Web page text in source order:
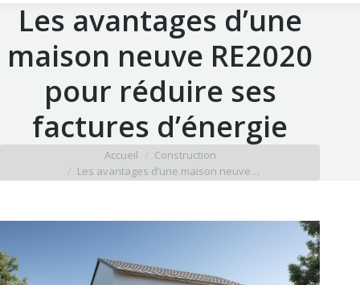
Les avantages d’une
maison neuve RE2020
pour réduire ses
factures d’énergie
Accueil
Construction
Les avantages d’une maison neuve…